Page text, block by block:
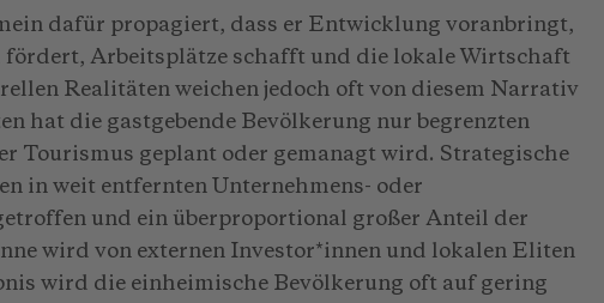
dafür propagiert, dass er Entwicklung voranbringt,
Arbeitsplätze schafft und die lokale Wirtschaft
Realitäten weichen jedoch oft von diesem Narrativ
hat die gastgebende Bevölkerung nur begrenzten
Tourismus geplant oder gemanagt wird. Strategische
in weit entfernten Unternehmens- oder
und ein überproportional großer Anteil der
wird von externen Investor*innen und lokalen Eliten
wird die einheimische Bevölkerung oft auf gering